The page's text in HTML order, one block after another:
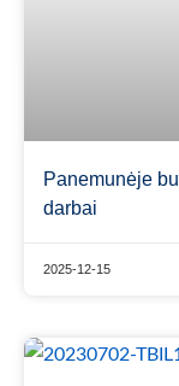
Panemunėje
darbai
2025-12-15